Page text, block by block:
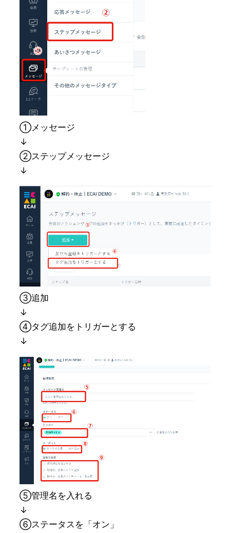
①メッセージ
↓
②ステップメッセージ
↓
➂追加
↓
④タグ追加をトリガーとする
↓
⑤管理名を入れる
↓
⑥ステータスを「オン」